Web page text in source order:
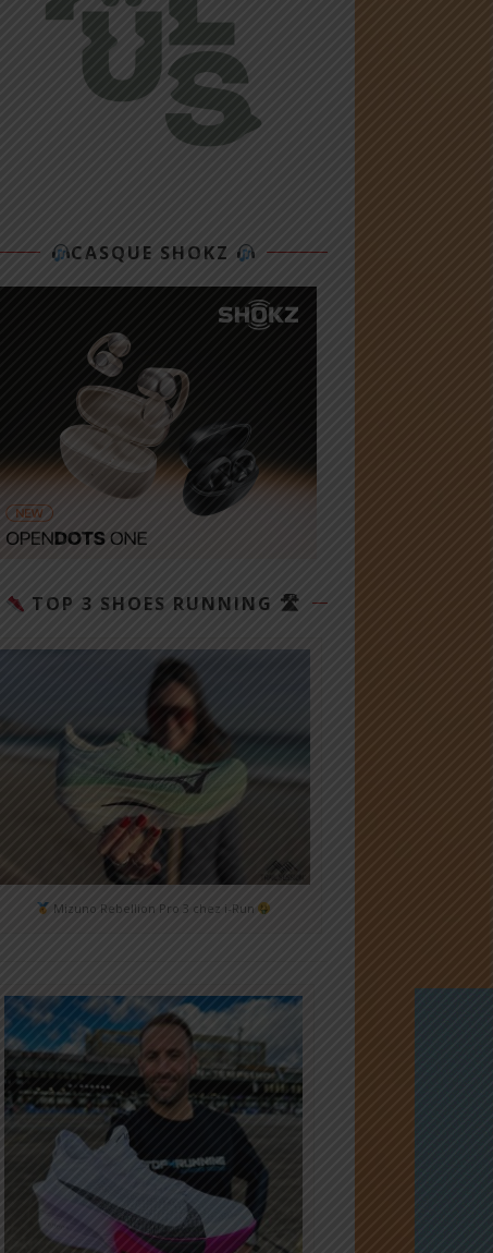
CASQUE SHOKZ
TOP 3 SHOES RUNNING 🛣
Mizuno Rebellion Pro 3 chez i-Run